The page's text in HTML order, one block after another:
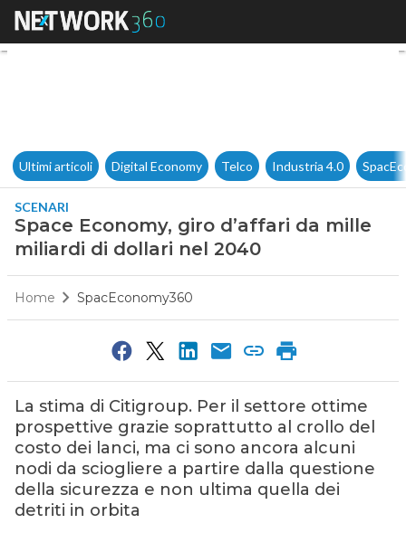
Space Economy, giro
Ultimi articoli Digital Economy Telco Industria 4.0
SCENARI
Space Economy, giro d’affari da mille
miliardi di dollari nel 2040
Home SpacEconomy360
La stima di Citigroup. Per il settore ottime
prospettive grazie soprattutto al crollo del
costo dei lanci, ma ci sono ancora alcuni
nodi da sciogliere a partire dalla questione
della sicurezza e non ultima quella dei
detriti in orbita